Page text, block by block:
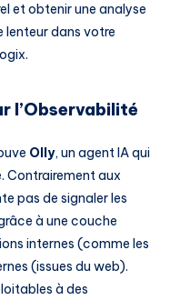
et obtenir une analyse
lenteur dans votre
l’Observabilité
Olly, un agent IA qui
Contrairement aux
pas de signaler les
à une couche
internes (comme les
(issues du web).
à des